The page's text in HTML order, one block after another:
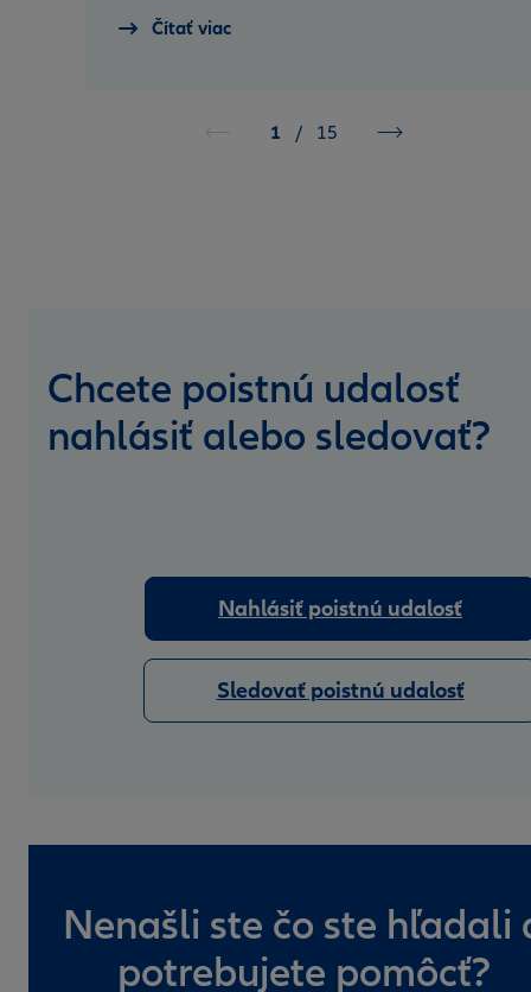
Čítať viac
1 / 15
Chcete poistnú udalosť
nahlásiť alebo sledovať?
Nahlásiť poistnú udalosť
Sledovať poistnú udalosť
Nenašli ste čo ste hľadali
potrebujete pomôcť?